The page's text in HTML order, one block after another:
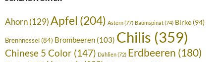
Ahorn(129)Apfel (204) Astern(77) Baumspinat(74) Birke (94)
Brennnessel (84) Brombeeren (103) Chilis (359)
Chinese 5 Color (147) Dahlien(72) Erdbeeren (180)